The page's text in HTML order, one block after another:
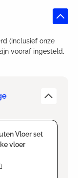
(inclusief onze
vooraf ingesteld.
Vloer set
vloer